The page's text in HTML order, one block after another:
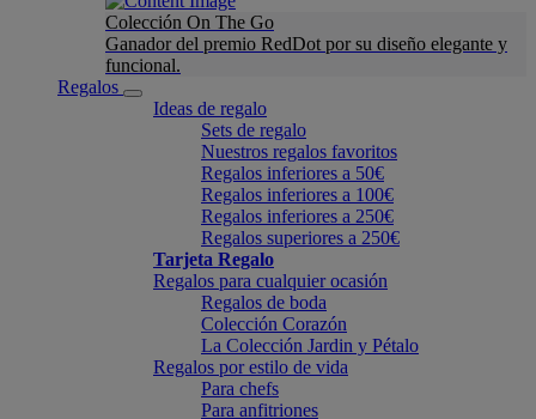
Colección On The Go
Ganador del premio RedDot por su diseño elegante y
funcional.
Regalos
Ideas de regalo
Sets de regalo
Nuestros regalos favoritos
Regalos inferiores a 50€
Regalos inferiores a 100€
Regalos inferiores a 250€
Regalos superiores a 250€
Tarjeta Regalo
Regalos para cualquier ocasión
Regalos de boda
Colección Corazón
La Colección Jardin y Pétalo
Regalos por estilo de vida
Para chefs
Para anfitriones